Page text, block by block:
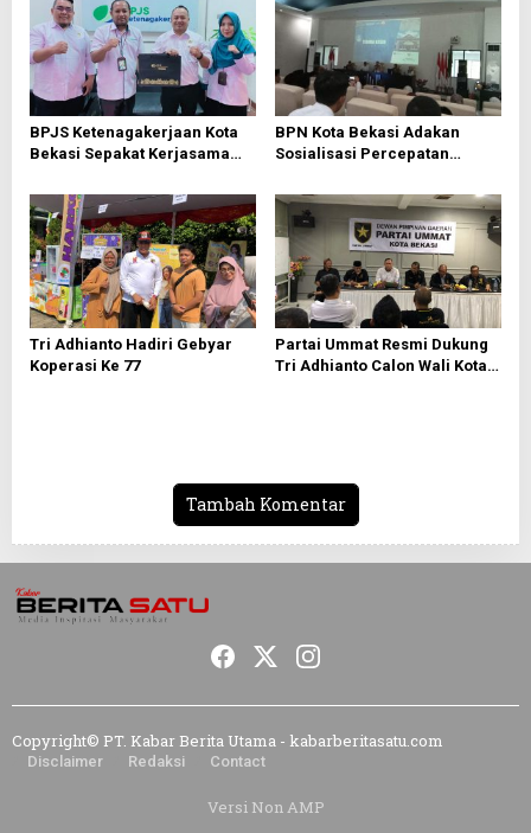
BPJS Ketenagakerjaan Kota
Bekasi Sepakat Kerjasama
BPN Kota Bekasi Adakan
Sosialisasi Percepatan
Tri Adhianto Hadiri Gebyar
Koperasi Ke 77
Partai Ummat Resmi Dukung
Tri Adhianto Calon Wali Kota
Tambah Komentar
Copyright© PT. Kabar Berita Utama - kabarberitasatu.com
Disclaimer Redaksi Contact
Versi Non AMP